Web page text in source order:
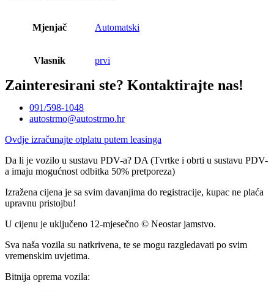
Mjenjač Automatski
Vlasnik prvi
Zainteresirani ste? Kontaktirajte nas!
091/598-1048
autostrmo@autostrmo.hr
Ovdje izračunajte otplatu putem leasinga
Da li je vozilo u sustavu PDV-a? DA (Tvrtke i obrti u sustavu PDV-
a imaju mogućnost odbitka 50% pretporeza)
Izražena cijena je sa svim davanjima do registracije, kupac ne plaća
upravnu pristojbu!
U cijenu je uključeno 12-mjesečno © Neostar jamstvo.
Sva naša vozila su natkrivena, te se mogu razgledavati po svim
vremenskim uvjetima.
Bitnija oprema vozila: